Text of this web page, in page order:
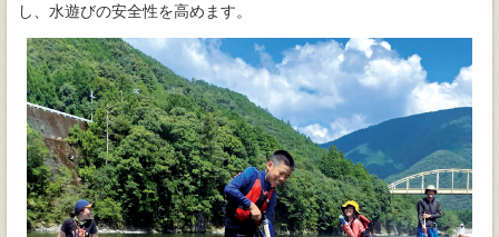
し、水遊びの安全性を高めます。